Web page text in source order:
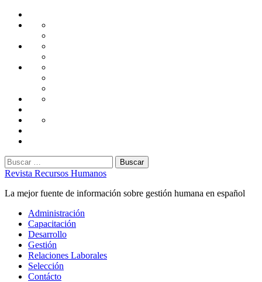
Saltar
Administración
Capacitación
Desarrollo
Gestión
Laborales
Selección
Buscar:
Revista Recursos Humanos
La mejor fuente de información sobre gestión humana en español
Menú
principal
Administración
Capacitación
Desarrollo
Gestión
Relaciones Laborales
Selección
Contácto